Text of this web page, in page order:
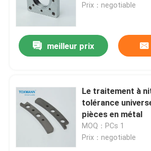
Prix：negotiable
meilleur prix
Le traitement à
tolérance
pièces en métal
MOQ：PCs 1
Prix：negotiable